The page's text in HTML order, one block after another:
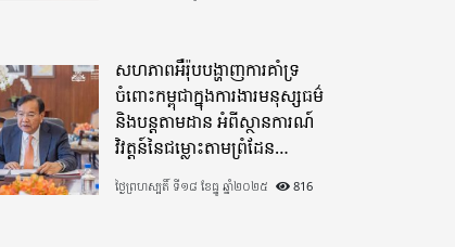
សហភាពអឺរ៉ុបបង្ហាញការគាំទ្រ
ចំពោះកម្ពុជាក្នុងការងារមនុស្សធម៌
និងបន្តតាមដាន អំពីស្ថានការណ៍
វិវត្តន៍នៃជម្លោះតាមព្រំដែន
ដោយយកចិត្តទុកដាក់ខ្ពស់
ថ្ងៃព្រហស្បតិ៍ ទី១៨ ខែធ្នូ ឆ្នាំ២០២៥ 816